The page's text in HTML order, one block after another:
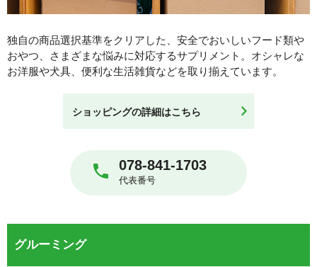
独自の商品選択基準をクリアした、安全でおいしいフード類や
おやつ、さまざまな悩みに対応するサプリメント。オシャレな
お洋服や犬具、便利な生活雑貨などを取り揃えています。
ショッピングの詳細はこちら
078-841-1703
代表番号
グルーミング